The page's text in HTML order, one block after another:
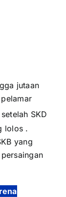
jutaan
SKD
lolos .
yang